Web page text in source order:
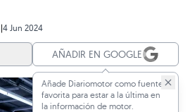
|4 Jun 2024
AÑADIR EN GOOGLE
Añade Diariomotor como fuente
favorita para estar a la última en
la información de motor.